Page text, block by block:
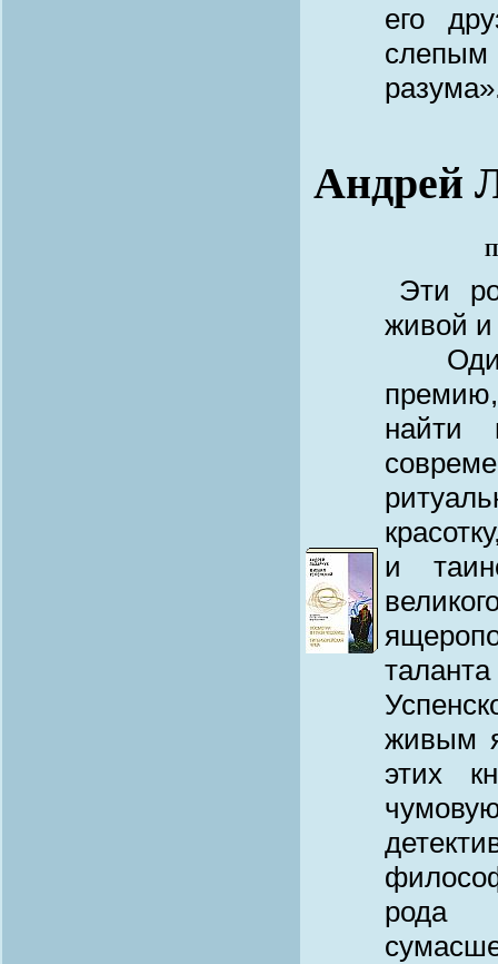
его
слепым
Андрей
Эти
живой и
Один
найти
и
живым
этих
рода